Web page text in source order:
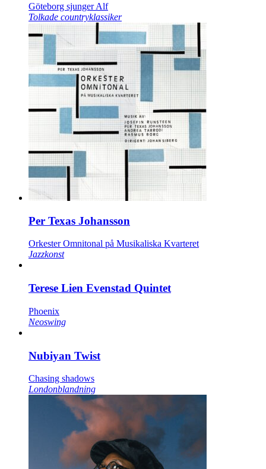
Göteborg sjunger Alf
Tolkade countryklassiker
Per Texas Johansson
Orkester Omnitonal på Musikaliska Kvarteret
Jazzkonst
Terese Lien Evenstad Quintet
Phoenix
Neoswing
Nubiyan Twist
Chasing shadows
Londonblandning